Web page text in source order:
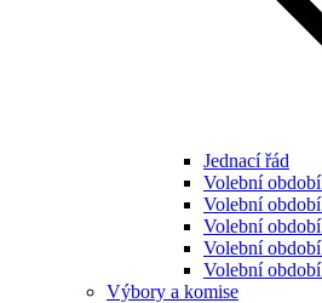
Jednací řád
Volební
Volební
Volební
Volební
Volební
Výbory a komise